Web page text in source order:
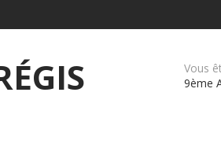
Vous
9ème